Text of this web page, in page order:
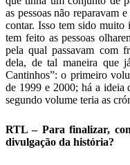
as pessoas não reparavam
contar. Isso tem sido muito
tem feito as pessoas
pela qual passavam com
dela, de tal maneira que
Cantinhos”: o primeiro
de 1999 e 2000; há a ideia
segundo volume teria as
RTL – Para finalizar,
divulgação da história?